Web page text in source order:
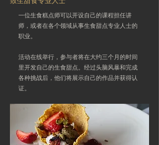
一位生食糕点师可以开设自己的课程担任讲
师，或者在各个领域从事生食甜点专业人士的
职业。
活动在线举行，参与者将在大约三个月的时间
里开发自己的生食甜点。经过头脑风暴和完成
各种挑战后，他们将展示自己的作品并获得认
证。